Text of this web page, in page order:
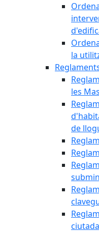
la
les
de